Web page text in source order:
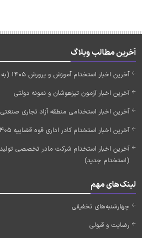
آخرین مطالب وبلاگ
آخرین اخبار استخدام آموزش و پرورش 1405 (به زودی)
آخرین اخبار آزمون تیزهوشان و نمونه دولتی
آخرین اخبار استخدامی منطقه آزاد تجاری صنعتی 1405
آخرین اخبار استخدام کادر اداری قوه قضاییه 1405 (به زودی)
(استخدام جدید)
لینک‌های مهم
چهارشنبه‌های تخفیفی
رضایت و قبولی